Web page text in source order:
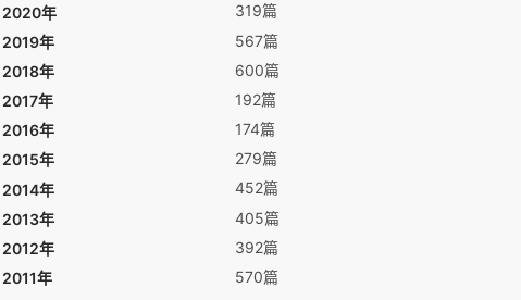
2020年
319篇
2019年
567篇
2018年
600篇
2017年
192篇
2016年
174篇
2015年
279篇
2014年
452篇
2013年
405篇
2012年
392篇
2011年
570篇